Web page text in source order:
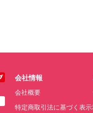
会社情報
会社概要
特定商取引法に基づく表示